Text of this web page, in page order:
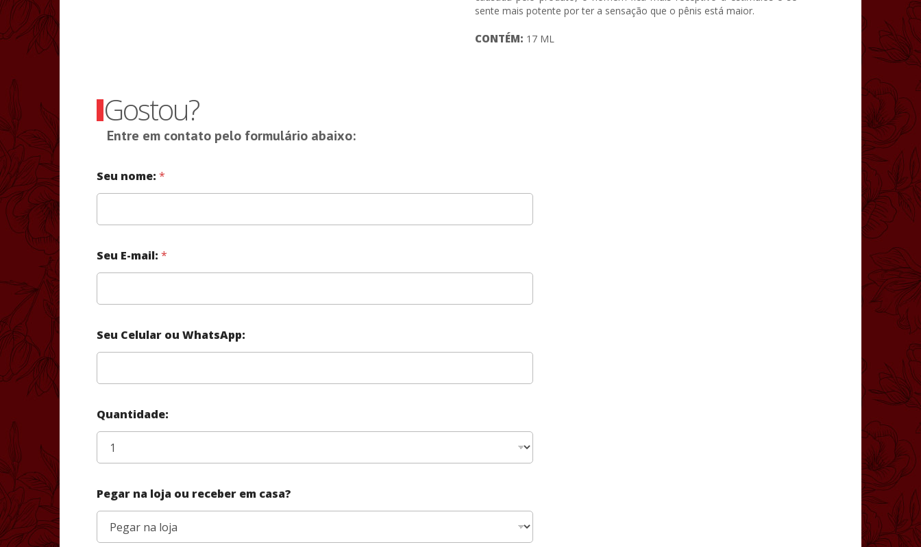
sente mais potente por ter a sensação que o pênis está maior.
CONTÉM: 17 ML
Gostou?
Entre em contato pelo formulário abaixo:
Seu nome: *
Seu E-mail: *
Seu Celular ou WhatsApp:
Quantidade:
Pegar na loja ou receber em casa?